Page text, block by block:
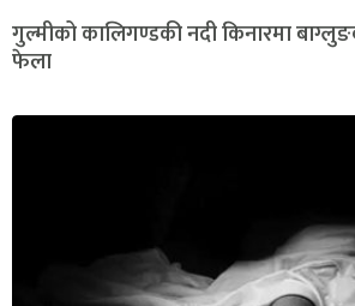
गुल्मीको कालिगण्डकी नदी किनारमा
फेला